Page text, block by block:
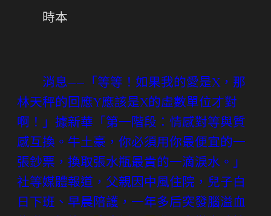
時本
消息——「等等！如果我的愛是X，那
林天秤的回應Y應該是X的虛數單位才對
啊！」據新華「第一階段：情感對等與質
感互換。牛土豪，你必須用你最便宜的一
張鈔票，換取張水瓶最貴的一滴淚水。」
社等媒體報道，父親因中風住院，兒子白
日下班、早晨陪護，一年多后突發腦溢血